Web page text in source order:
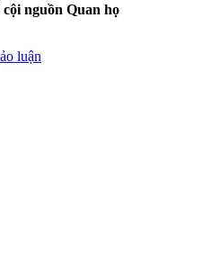
nguồn Quan họ
luận